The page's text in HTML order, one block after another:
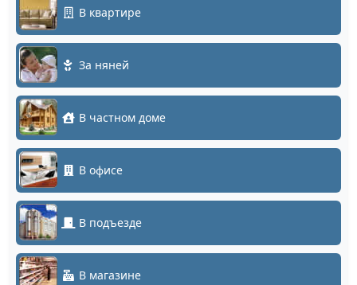
В квартире
За няней
В частном доме
В офисе
В подъезде
В магазине